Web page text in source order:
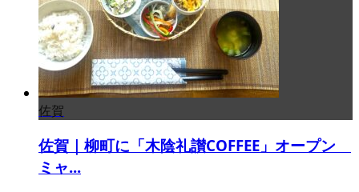
佐賀
佐賀｜柳町に「木陰礼讃COFFEE」オープン
ミャ...